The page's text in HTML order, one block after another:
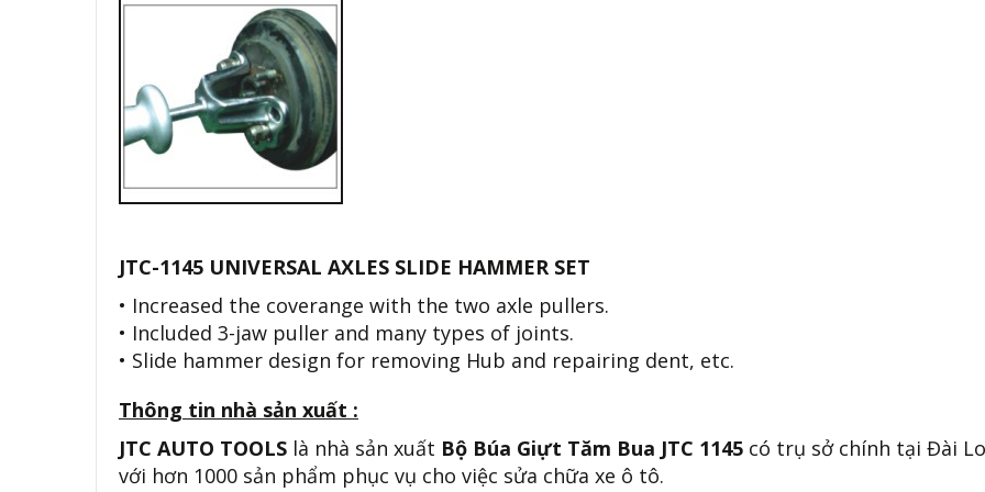
JTC-1145 UNIVERSAL AXLES SLIDE HAMMER SET
• Increased the coverange with the two axle pullers.
• Included 3-jaw puller and many types of joints.
• Slide hammer design for removing Hub and repairing dent, etc.
Thông tin nhà sản xuất :
JTC AUTO TOOLS là nhà sản xuất Bộ Búa Giựt Tăm Bua JTC 1145 có trụ sở chính tại Đài
với hơn 1000 sản phẩm phục vụ cho việc sửa chữa xe ô tô.